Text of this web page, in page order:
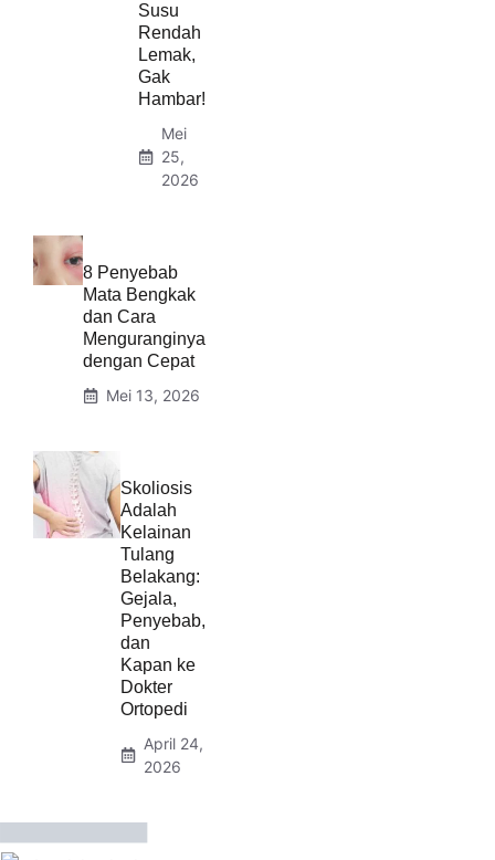
Susu
Rendah
Lemak,
Gak
Hambar!
Mei
25,
2026
8 Penyebab
Mata Bengkak
dan Cara
Menguranginya
dengan Cepat
Mei 13, 2026
Skoliosis
Adalah
Kelainan
Tulang
Belakang:
Gejala,
Penyebab,
dan
Kapan ke
Dokter
Ortopedi
April 24,
2026